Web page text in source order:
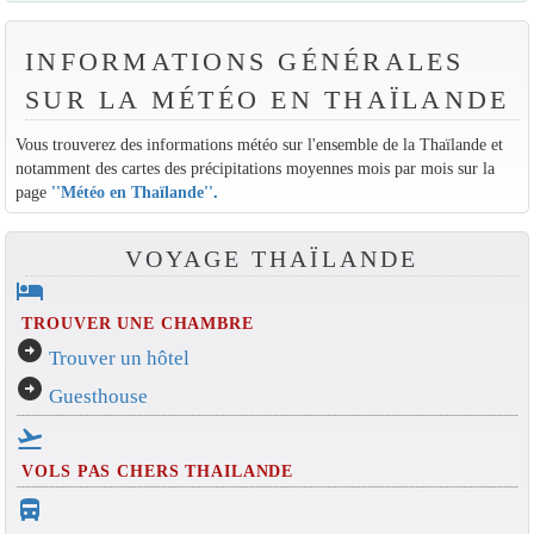
INFORMATIONS GÉNÉRALES
SUR LA MÉTÉO EN THAÏLANDE
Vous trouverez des informations météo sur l'ensemble de la Thaïlande et
notamment des cartes des précipitations moyennes mois par mois sur la
page ''Météo en Thaïlande''.
VOYAGE THAÏLANDE
hotel
TROUVER UNE CHAMBRE
arrow_circle_right Trouver un hôtel
arrow_circle_right Guesthouse
flight_takeoff
VOLS PAS CHERS THAILANDE
directions_bus_filled